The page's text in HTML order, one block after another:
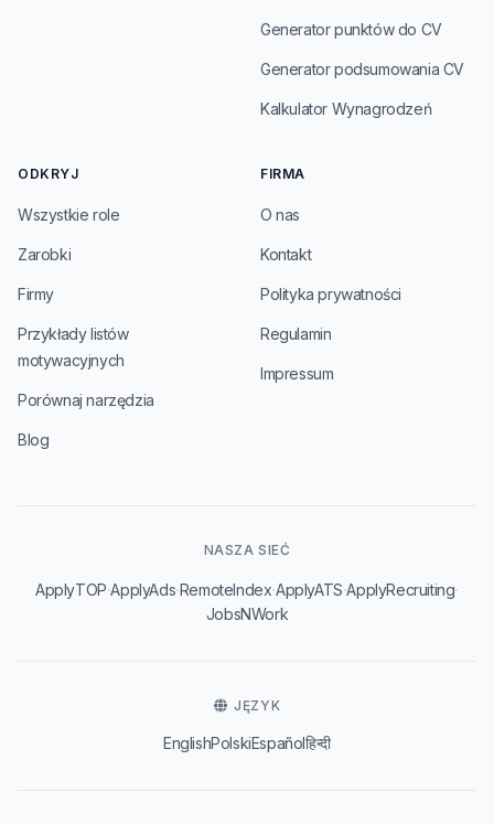
Generator punktów do CV
Generator podsumowania CV
Kalkulator Wynagrodzeń
ODKRYJ
Wszystkie role
Zarobki
Firmy
Przykłady listów
motywacyjnych
Porównaj narzędzia
Blog
FIRMA
O nas
Kontakt
Polityka prywatności
Regulamin
Impressum
NASZA SIEĆ
ApplyTOP·ApplyAds·RemoteIndex·ApplyATS·ApplyRecruiting·
JobsNWork
JĘZYK
EnglishPolskiEspañolहिन्दी